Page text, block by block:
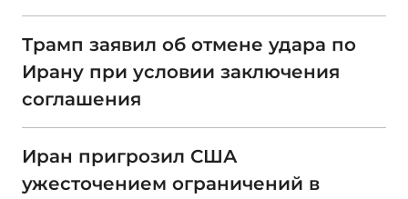
Трамп заявил об отмене удара по
Ирану при условии заключения
соглашения
Иран пригрозил США
ужесточением ограничений в